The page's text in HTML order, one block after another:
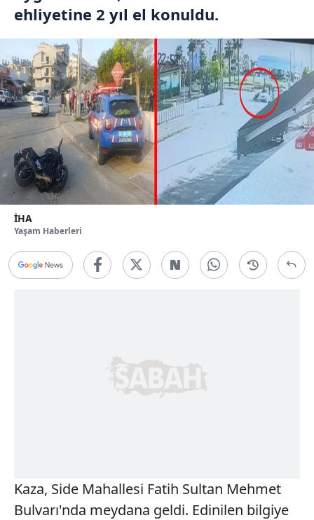
ehliyetine 2 yıl el konuldu.
İHA
Yaşam Haberleri
Kaza, Side Mahallesi Fatih Sultan Mehmet
Bulvarı'nda meydana geldi. Edinilen bilgiye